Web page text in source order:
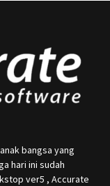
bangsa yang
hari ini sudah
ver5 , Accurate